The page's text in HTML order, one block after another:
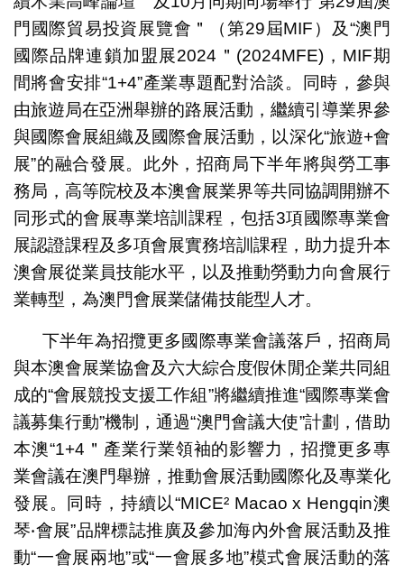
門國際貿易投資展覽會＂（第29屆MIF）及“澳門
國際品牌連鎖加盟展2024＂(2024MFE)，MIF期
間將會安排“1+4”產業專題配對洽談。同時，參與
由旅遊局在亞洲舉辦的路展活動，繼續引導業界參
與國際會展組織及國際會展活動，以深化“旅遊+會
展”的融合發展。此外，招商局下半年將與勞工事
務局，高等院校及本澳會展業界等共同協調開辦不
同形式的會展專業培訓課程，包括3項國際專業會
展認證課程及多項會展實務培訓課程，助力提升本
澳會展從業員技能水平，以及推動勞動力向會展行
業轉型，為澳門會展業儲備技能型人才。
下半年為招攬更多國際專業會議落戶，招商局
與本澳會展業協會及六大綜合度假休閒企業共同組
成的“會展競投支援工作組”將繼續推進“國際專業會
議募集行動”機制，通過“澳門會議大使”計劃，借助
本澳“1+4＂產業行業領袖的影響力，招攬更多專
業會議在澳門舉辦，推動會展活動國際化及專業化
發展。同時，持續以“MICE² Macao x Hengqin澳
琴‧會展”品牌標誌推廣及參加海內外會展活動及推
動“一會展兩地”或“一會展多地”模式會展活動的落